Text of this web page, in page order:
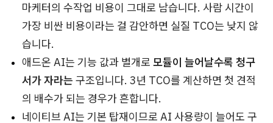
마케터의 수작업 비용이 그대로 남습니다. 사람 시간이
가장 비싼 비용이라는 걸 감안하면 실질 TCO는 낮지 않
습니다.
애드온 AI는 기능 값과 별개로 모듈이 늘어날수록 청구
서가 자라는 구조입니다. 3년 TCO를 계산하면 첫 견적
의 배수가 되는 경우가 흔합니다.
네이티브 AI는 기본 탑재이므로 AI 사용량이 늘어도 구